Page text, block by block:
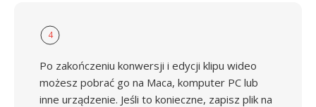
4
Po zakończeniu konwersji i edycji klipu wideo
możesz pobrać go na Maca, komputer PC lub
inne urządzenie. Jeśli to konieczne, zapisz plik na